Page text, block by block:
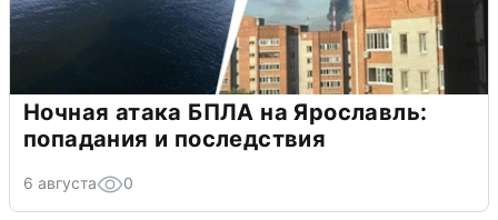
Ночная атака БПЛА на Ярославль:
попадания и последствия
6 августа 0